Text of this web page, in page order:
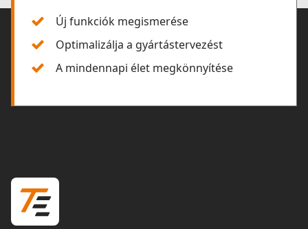
Új funkciók megismerése
Optimalizálja a gyártástervezést
A mindennapi élet megkönnyítése